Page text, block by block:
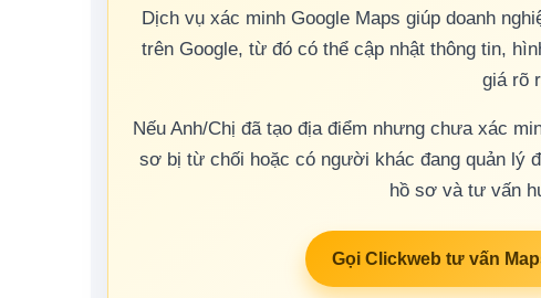
Dịch vụ xác minh Google Maps giúp doanh
trên Google, từ đó có thể cập nhật thông tin,
giá rõ
Nếu Anh/Chị đã tạo địa điểm nhưng chưa xác
sơ bị từ chối hoặc có người khác đang quản lý
hồ sơ và tư vấn
Gọi Clickweb tư vấn